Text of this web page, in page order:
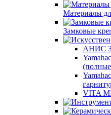
Материалы
Замковые
АНИС
VITA